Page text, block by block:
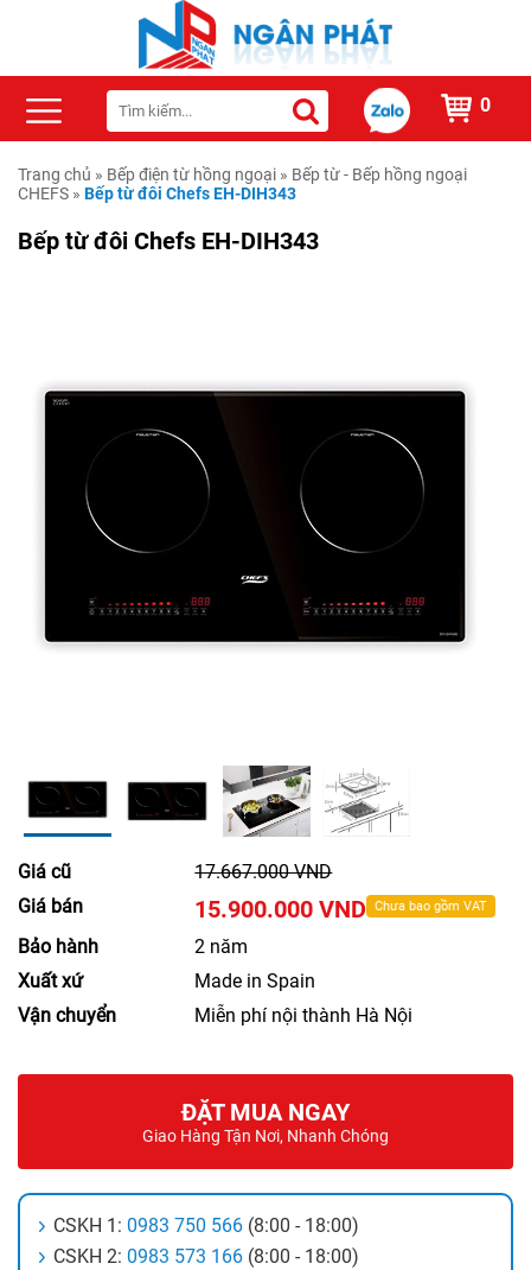
0
Trang chủ » Bếp điện từ hồng ngoại » Bếp từ - Bếp hồng ngoại
CHEFS » Bếp từ đôi Chefs EH-DIH343
Bếp từ đôi Chefs EH-DIH343
Giá cũ
17.667.000 VND
Giá bán
15.900.000 VND Chưa bao gồm VAT
Bảo hành
2 năm
Xuất xứ
Made in Spain
Vận chuyển
Miễn phí nội thành Hà Nội
ĐẶT MUA NGAY
Giao Hàng Tận Nơi, Nhanh Chóng
CSKH 1: 0983 750 566 (8:00 - 18:00)
CSKH 2: 0983 573 166 (8:00 - 18:00)